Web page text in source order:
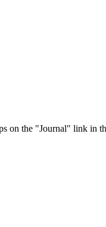
on the "Journal" link in